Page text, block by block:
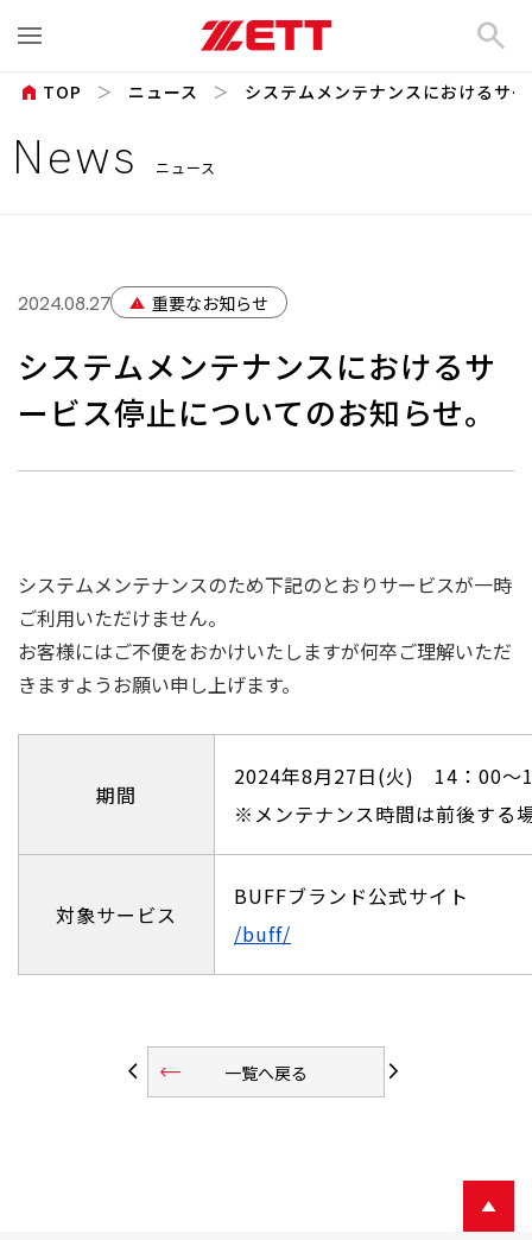
search
News ニュース
home TOP ニュース システムメンテナンスにおけるサ
2024.08.27 warning 重要なお知らせ
システムメンテナンスにおけるサ
ービス停止についてのお知らせ。
システムメンテナンスのため下記のとおりサービスが一時
ご利用いただけません。
お客様にはご不便をおかけいたしますが何卒ご理解いただ
きますようお願い申し上げます。
期間
2024年8月27日(火) 14：00～
※メンテナンス時間は前後する
対象サービス
BUFFブランド公式サイト
/buff/
arrow_back_ios 一覧へ戻る
trending_flat arrow_forward_ios